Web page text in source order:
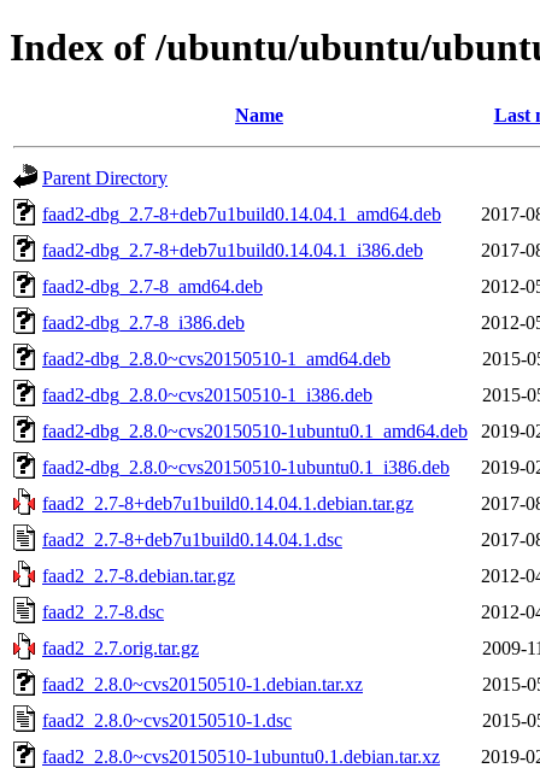
Index of /ubuntu/ubuntu/
Name Last
Parent Directory
faad2-dbg_2.7-8+deb7u1build0.14.04.1_amd64.deb
2017-
faad2-dbg_2.7-8+deb7u1build0.14.04.1_i386.deb
2017-
faad2-dbg_2.7-8_amd64.deb
2012-
faad2-dbg_2.7-8_i386.deb
2012-
faad2-dbg_2.8.0~cvs20150510-1_amd64.deb
2015-
faad2-dbg_2.8.0~cvs20150510-1_i386.deb
2015-
faad2-dbg_2.8.0~cvs20150510-1ubuntu0.1_amd64.deb
2019-
faad2-dbg_2.8.0~cvs20150510-1ubuntu0.1_i386.deb
2019-
faad2_2.7-8+deb7u1build0.14.04.1.debian.tar.gz
2017-
faad2_2.7-8+deb7u1build0.14.04.1.dsc
2017-
faad2_2.7-8.debian.tar.gz
2012-
faad2_2.7-8.dsc
2012-
faad2_2.7.orig.tar.gz
2009-
faad2_2.8.0~cvs20150510-1.debian.tar.xz
2015-
faad2_2.8.0~cvs20150510-1.dsc
2015-
faad2_2.8.0~cvs20150510-1ubuntu0.1.debian.tar.xz
2019-